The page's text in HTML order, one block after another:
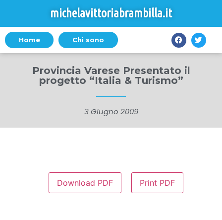
michelavittoriabrambilla.it
Home Chi sono
Provincia Varese Presentato il
progetto “Italia & Turismo”
3 Giugno 2009
Download PDF Print PDF